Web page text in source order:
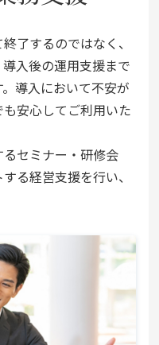
了するのではなく、
入後の運用支援まで
導入において不安が
安心してご利用いた
セミナー・研修会
る経営支援を行い、